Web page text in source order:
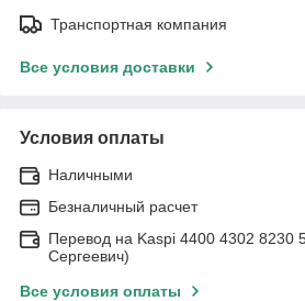
Транспортная компания
Все условия доставки
Условия оплаты
Наличными
Безналичный расчет
Перевод на Kaspi 4400 4302 8230
Сергеевич)
Все условия оплаты